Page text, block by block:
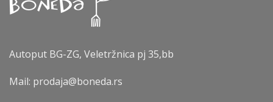
Autoput BG-ZG, Veletržnica pj 35,bb
Mail: prodaja@boneda.rs